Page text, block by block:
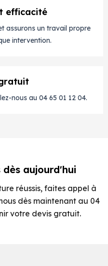
efficacité
assurons un travail propre
intervention.
nous au 04 65 01 12 04.
aujourd'hui
réussis, faites appel à
dès maintenant au 04
votre devis gratuit.